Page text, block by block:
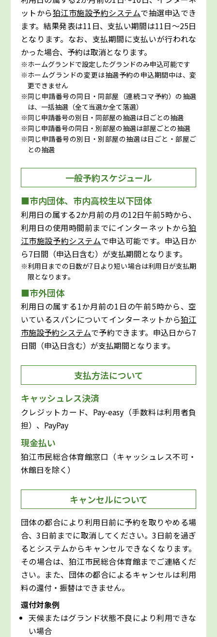
ットから狛江市施設予約システムで抽選申込でき
ます。結果発表は11日、支払い期間は11日～25日
となります。なお、支払期間に支払いが行われな
かった場合、予約は取消となります。
ホームグランドで設定したグランドのみ申込可能です
ホームグランドの変更は抽選予約の申込期間中は、変
更できません
同じ申請番号の同日・同部屋（連続コマ予約）の抽選
は、一括抽選（全て当選か全て落選）
同じ申請番号の別日・同部屋の抽選は日ごとの抽選
同じ申請番号の同日・別部屋の抽選は部屋ごとの抽選
同じ申請番号の別日・別部屋の抽選は日ごと・部屋ご
との抽選
一般予約スケジュール
■市内団体、市内高校生以下団体
利用日の属する2か月前の月の12日午前5時から、
利用日の使用時間前までにインターネットから狛
江市施設予約システムで申込可能です。申込日か
ら7日間（申込日含む）が支払期間となります。
利用日までの日数が7日より短い場合は利用日が支払期
限となります。
■市外団体
利用日の属する1か月前の1日の午前5時から、空
いているスパンについてインターネットから狛江
市施設予約システムで予約できます。申込日から7
日間（申込日含む）が支払期間となります。
支払方法について
キャッシュレス決済
クレジットカード、Pay-easy（手数料は利用者負
担）、PayPay
現金払い
狛江市民総合体育館窓口（キャッシュレス不可・
休館日を除く）
キャンセルについて
団体の都合により利用日前に予約を取りやめる場
合、3日前までに取消してください。3日前を過ぎ
るとシステムからキャンセルできなくなります。
その場合は、狛江市民総合体育館までご連絡くだ
さい。また、団体の都合によるキャンセルは利用
料の還付・振替はできません。
還付対象例
天候またはグランド状態不良により利用できな
い場合